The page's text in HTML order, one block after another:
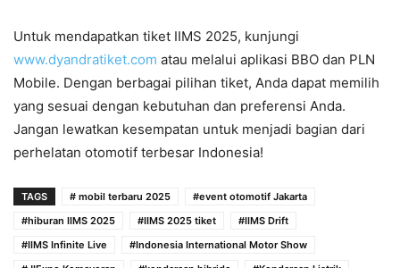
Untuk mendapatkan tiket IIMS 2025, kunjungi
www.dyandratiket.com atau melalui aplikasi BBO dan PLN
Mobile. Dengan berbagai pilihan tiket, Anda dapat memilih
yang sesuai dengan kebutuhan dan preferensi Anda.
Jangan lewatkan kesempatan untuk menjadi bagian dari
perhelatan otomotif terbesar Indonesia!
TAGS # mobil terbaru 2025
#event otomotif Jakarta
#hiburan IIMS 2025
#IIMS 2025 tiket
#IIMS Drift
#IIMS Infinite Live
#Indonesia International Motor Show